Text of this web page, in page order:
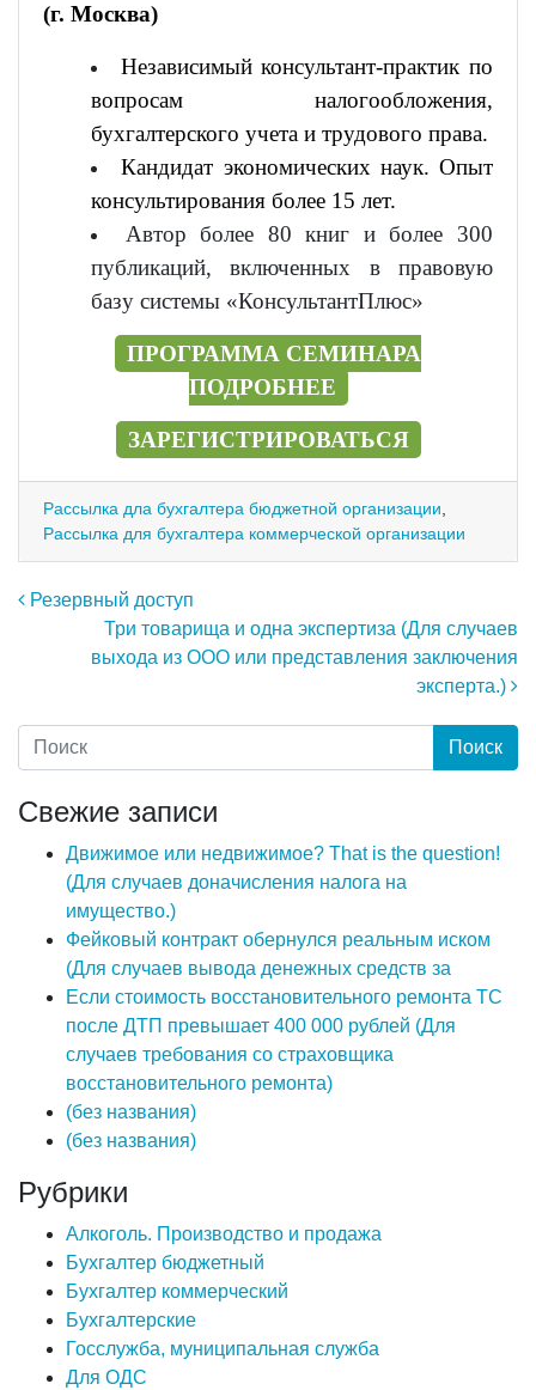
(г. Москва)
Независимый консультант-практик по
вопросам налогообложения,
бухгалтерского учета и трудового права.
Кандидат экономических наук. Опыт
консультирования более 15 лет.
Автор более 80 книг и более 300
публикаций, включенных в правовую
базу системы «КонсультантПлюс»
ПРОГРАММА СЕМИНАРА
ПОДРОБНЕЕ
ЗАРЕГИСТРИРОВАТЬСЯ
Рассылка дла бухгалтера бюджетной организации
Рассылка для бухгалтера коммерческой организации
Навигация по записям
Резервный доступ
Три товарища и одна экспертиза (Для случаев
выхода из ООО или представления заключения
эксперта.)
Свежие записи
Движимое или недвижимое? That is the question!
(Для случаев доначисления налога на
имущество.)
Фейковый контракт обернулся реальным иском
(Для случаев вывода денежных средств за
Если стоимость восстановительного ремонта ТС
после ДТП превышает 400 000 рублей (Для
случаев требования со страховщика
восстановительного ремонта)
(без названия)
(без названия)
Рубрики
Алкоголь. Производство и продажа
Бухгалтер бюджетный
Бухгалтер коммерческий
Бухгалтерские
Госслужба, муниципальная служба
Для ОДС